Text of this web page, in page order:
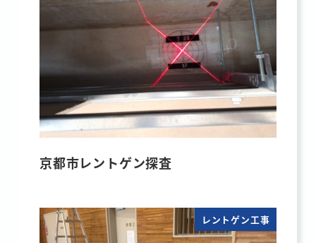
京都市レントゲン探査
レントゲン工事